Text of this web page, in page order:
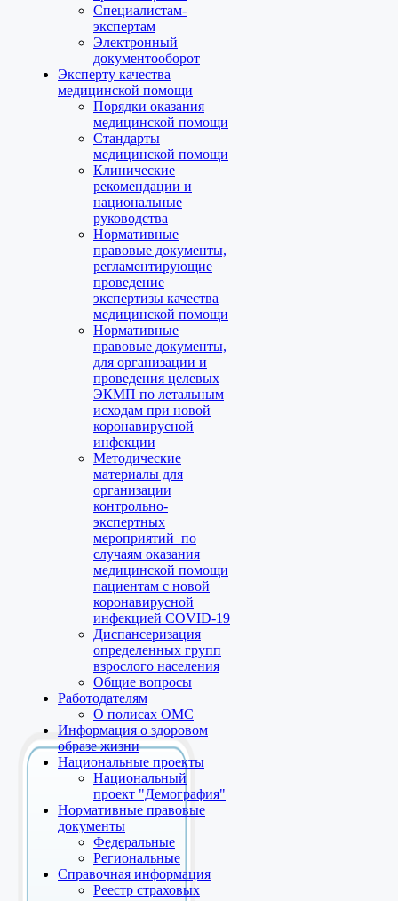
Специалистам-
экспертам
Электронный
документооборот
Эксперту качества
медицинской помощи
Порядки оказания
медицинской помощи
Стандарты
медицинской помощи
Клинические
рекомендации и
национальные
руководства
Нормативные
правовые документы,
регламентирующие
проведение
экспертизы качества
медицинской помощи
Нормативные
правовые документы,
для организации и
проведения целевых
ЭКМП по летальным
исходам при новой
коронавирусной
инфекции
Методические
материалы для
организации
контрольно-
экспертных
мероприятий по
случаям оказания
медицинской помощи
пациентам с новой
коронавирусной
инфекцией COVID-19
Диспансеризация
определенных групп
взрослого населения
Общие вопросы
Работодателям
О полисах ОМС
Информация о здоровом
образе жизни
Национальные проекты
Национальный
проект "Демография"
Нормативные правовые
документы
Федеральные
Региональные
Справочная информация
Реестр страховых